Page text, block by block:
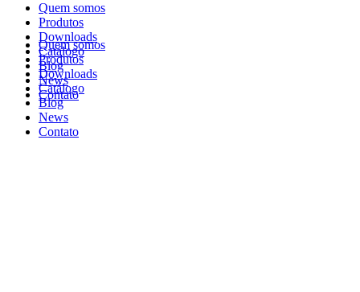
Quem somos
Produtos
Downloads
Catálogo
Blog
News
Contato
Quem somos
Produtos
Downloads
Catálogo
Blog
News
Contato